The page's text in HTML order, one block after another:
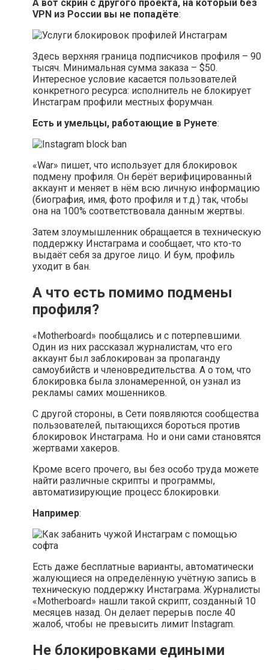
А вот скрин с другого проекта, на который без
VPN из России вы не попадёте:
Здесь верхняя граница подписчиков профиля – 90
тысяч. Минимальная сумма заказа – $50.
Интересное условие касается пользователей
конкретного ресурса: исполнитель не блокирует
Инстаграм профили местных форумчан.
Есть и умельцы, работающие в Рунете:
«War» пишет, что использует для блокировок
подмену профиля. Он берёт верифицированный
аккаунт и меняет в нём всю личную информацию
(биография, имя, фото профиля и т.д.) так, чтобы
она на 100% соответствовала данным жертвы.
Затем злоумышленник обращается в техническую
поддержку Инстаграма и сообщает, что кто-то
выдаёт себя за другое лицо. И бум, профиль
уходит в бан.
А что есть помимо подмены
профиля?
«Motherboard» пообщались и с потерпевшими.
Один из них рассказал журналистам, что его
аккаунт был заблокирован за пропаганду
самоубийств и членовредительства. А о том, что
блокировка была злонамеренной, он узнал из
рекламы самих мошенников.
С другой стороны, в Сети появляются сообщества
пользователей, пытающихся бороться против
блокировок Инстаграма. Но и они сами становятся
жертвами хакеров.
Кроме всего прочего, вы без особо труда можете
найти различные скрипты и программы,
автоматизирующие процесс блокировки.
Например:
Есть даже бесплатные варианты, автоматически
жалующиеся на определённую учётную запись в
техническую поддержку Инстаграма. Журналисты
«Motherboard» нашли такой скрипт, созданный 10
месяцев назад. Он делает перерыв после 40
жалоб, чтобы не превысить лимит Instagram.
Не блокировками едиными